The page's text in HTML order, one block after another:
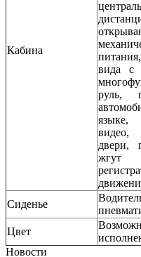
Кабина
вида с
руль,
языке,
видео,
двери,
жгут
Сиденье
Цвет
Новости